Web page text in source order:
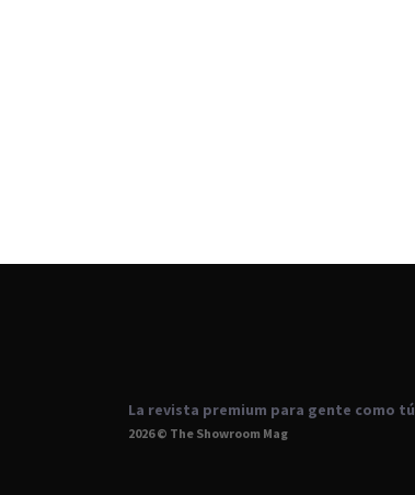
La revista premium para gente como tú
2026 © The Showroom Mag